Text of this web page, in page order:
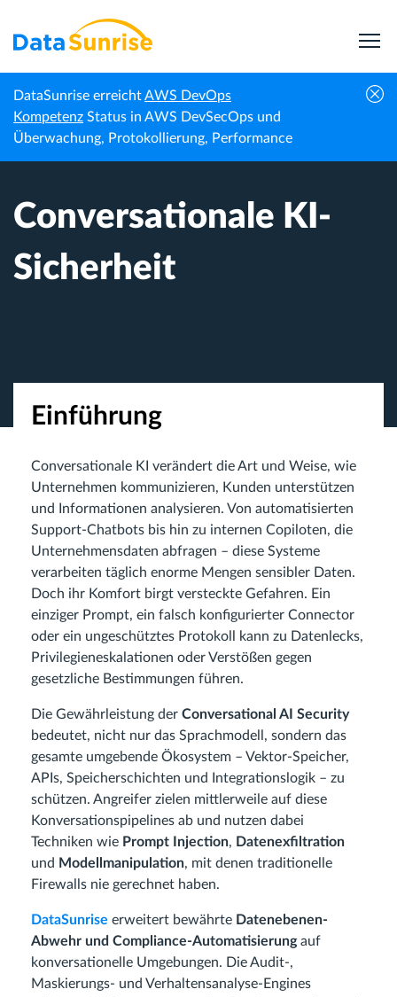
DataSunrise erreichtAWS DevOps
Kompetenz Status in AWS DevSecOps und
Überwachung, Protokollierung, Performance
Startseite KI & LLM-Sicherheit Conversationale KI-Sicherheit
Conversationale KI-
Sicherheit
Einführung
Conversationale KI verändert die Art und Weise, wie
Unternehmen kommunizieren, Kunden unterstützen
und Informationen analysieren. Von automatisierten
Support-Chatbots bis hin zu internen Copiloten, die
Unternehmensdaten abfragen – diese Systeme
verarbeiten täglich enorme Mengen sensibler Daten.
Doch ihr Komfort birgt versteckte Gefahren. Ein
einziger Prompt, ein falsch konfigurierter Connector
oder ein ungeschütztes Protokoll kann zu Datenlecks,
Privilegieneskalationen oder Verstößen gegen
gesetzliche Bestimmungen führen.
Die Gewährleistung der Conversational AI Security
bedeutet, nicht nur das Sprachmodell, sondern das
gesamte umgebende Ökosystem – Vektor-Speicher,
APIs, Speicherschichten und Integrationslogik – zu
schützen. Angreifer zielen mittlerweile auf diese
Konversationspipelines ab und nutzen dabei
Techniken wie Prompt Injection, Datenexfiltration
und Modellmanipulation, mit denen traditionelle
Firewalls nie gerechnet haben.
DataSunrise erweitert bewährte Datenebenen-
Abwehr und Compliance-Automatisierungauf
konversationelle Umgebungen. Die Audit-,
Maskierungs- und Verhaltensanalyse-Engines